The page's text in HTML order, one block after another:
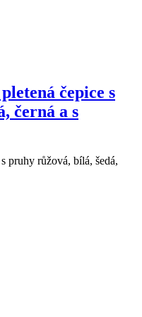
čepice s
černá a s
pruhy růžová, bílá, šedá,